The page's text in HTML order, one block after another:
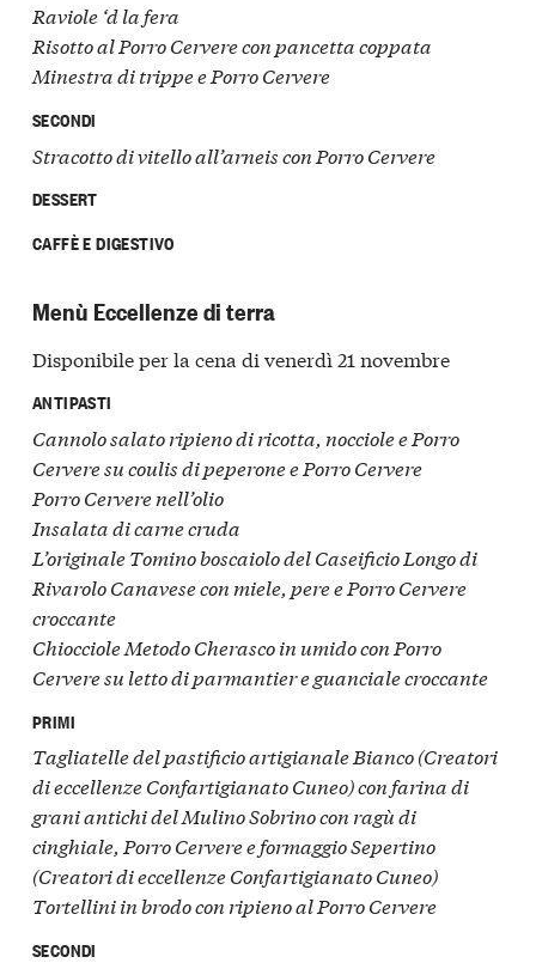
Raviole ‘d la fera
Risotto al Porro Cervere con pancetta coppata
Minestra di trippe e Porro Cervere
SECONDI
Stracotto di vitello all’arneis con Porro Cervere
DESSERT
CAFFÈ E DIGESTIVO
Menù Eccellenze di terra
Disponibile per la cena di venerdì 21 novembre
ANTIPASTI
Cannolo salato ripieno di ricotta, nocciole e Porro
Cervere su coulis di peperone e Porro Cervere
Porro Cervere nell’olio
Insalata di carne cruda
L’originale Tomino boscaiolo del Caseificio Longo di
Rivarolo Canavese con miele, pere e Porro Cervere
croccante
Chiocciole Metodo Cherasco in umido con Porro
Cervere su letto di parmantier e guanciale croccante
PRIMI
Tagliatelle del pastificio artigianale Bianco (Creatori
di eccellenze Confartigianato Cuneo) con farina di
grani antichi del Mulino Sobrino con ragù di
cinghiale, Porro Cervere e formaggio Sepertino
(Creatori di eccellenze Confartigianato Cuneo)
Tortellini in brodo con ripieno al Porro Cervere
SECONDI